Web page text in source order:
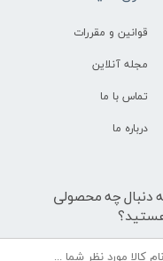
قوانین و مقررات
مجله آنلاین
تماس با ما
درباره ما
دنبال چه محصولی